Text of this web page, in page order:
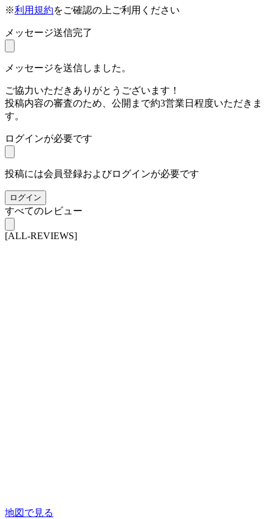
※利用規約をご確認の上ご利用ください
メッセージ送信完了
メッセージを送信しました。
ご協力いただきありがとうございます！
投稿内容の審査のため、公開まで約3営業日程度いただきま
す。
ログインが必要です
投稿には会員登録およびログインが必要です
ログイン
すべてのレビュー
[ALL-REVIEWS]
地図で見る